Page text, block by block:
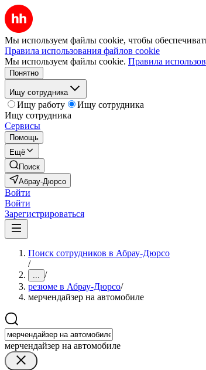
Мы используем файлы cookie, чтобы
Правила использования файлов cookie
Мы используем файлы cookie. Правила
Понятно
Ищу сотрудника
Ищу работу
Ищу сотрудника
Ищу сотрудника
Сервисы
Помощь
Ещё
Поиск
Абрау-Дюрсо
Войти
Войти
Зарегистрироваться
Поиск сотрудников в Абрау-Дюрсо
/
... /
резюме в Абрау-Дюрсо/
мерчендайзер на автомобиле
мерчендайзер на автомобиле